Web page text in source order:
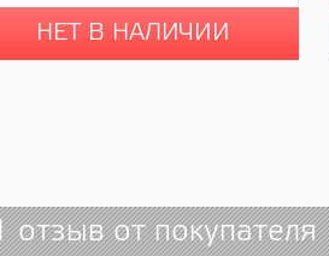
НЕТ В НАЛИЧИИ
отзыв от покупателя